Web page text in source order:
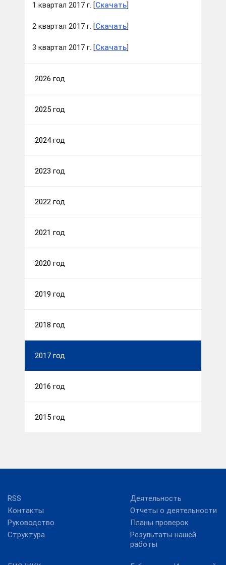
1 квартал 2017 г. [Скачать]
2 квартал 2017 г. [Скачать]
3 квартал 2017 г. [Скачать]
2026 год
2025 год
2024 год
2023 год
2022 год
2021 год
2020 год
2019 год
2018 год
2017 год
2016 год
2015 год
RSS
Контакты
Руководство
Структура
Деятельность
Отчеты о деятельности
Планы проверок
Результаты нашей
работы